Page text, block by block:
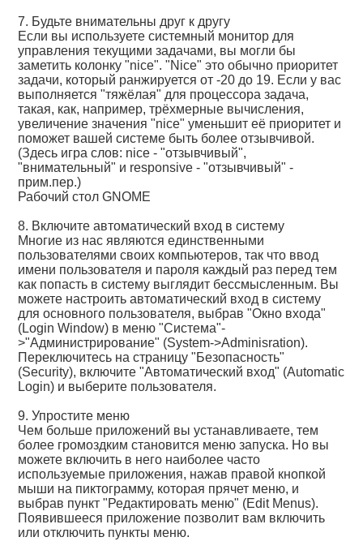
7. Будьте внимательны друг к другу
Если вы используете системный монитор для
управления текущими задачами, вы могли бы
заметить колонку "nice". "Nice" это обычно приоритет
задачи, который ранжируется от -20 до 19. Если у вас
выполняется "тяжёлая" для процессора задача,
такая, как, например, трёхмерные вычисления,
увеличение значения "nice" уменьшит её приоритет и
поможет вашей системе быть более отзывчивой.
(Здесь игра слов: nice - "отзывчивый",
"внимательный" и responsive - "отзывчивый" -
прим.пер.)
Рабочий стол GNOME
8. Включите автоматический вход в систему
Многие из нас являются единственными
пользователями своих компьютеров, так что ввод
имени пользователя и пароля каждый раз перед тем
как попасть в систему выглядит бессмысленным. Вы
можете настроить автоматический вход в систему
для основного пользователя, выбрав "Окно входа"
(Login Window) в меню "Система"-
>"Администрирование" (System->Adminisration).
Переключитесь на страницу "Безопасность"
(Security), включите "Автоматический вход" (Automatic
Login) и выберите пользователя.
9. Упростите меню
Чем больше приложений вы устанавливаете, тем
более громоздким становится меню запуска. Но вы
можете включить в него наиболее часто
используемые приложения, нажав правой кнопкой
мыши на пиктограмму, которая прячет меню, и
выбрав пункт "Редактировать меню" (Edit Menus).
Появившееся приложение позволит вам включить
или отключить пункты меню.